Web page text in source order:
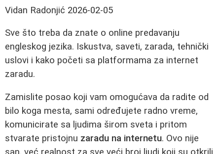
Vidan Radonjić 2026-02-05
Sve što treba da znate o online predavanju
engleskog jezika. Iskustva, saveti, zarada, tehnički
uslovi i kako početi sa platformama za internet
zaradu.
Zamislite posao koji vam omogućava da radite od
bilo koga mesta, sami određujete radno vreme,
komunicirate sa ljudima širom sveta i pritom
stvarate pristojnu zaradu na internetu. Ovo nije